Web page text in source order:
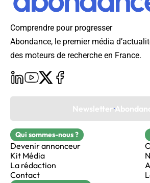
Comprendre pour progresser
Abondance, le premier média
des moteurs de recherche en France.
Newsletter
Qui sommes-nous ?
Devenir annonceur
Kit Média
La rédaction
Contact